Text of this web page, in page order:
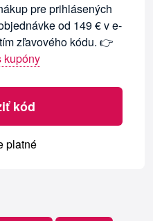
pre prihlásených
od 149 € v e-
zľavového kódu. 👉
kupóny
kód
platné